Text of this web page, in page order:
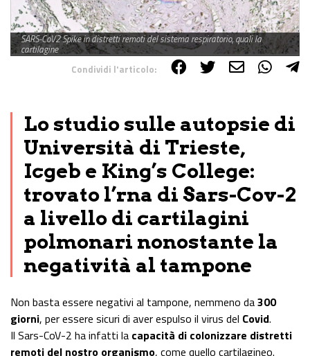
SARS-CoV2 Spike in distretti remoti del sistema respiratorio, quali la
cartilagine
Condividi l'articolo:
Lo studio sulle autopsie di
Università di Trieste,
Icgeb e King’s College:
trovato l’rna di Sars-Cov-2
a livello di cartilagini
polmonari nonostante la
negatività al tampone
Non basta essere negativi al tampone, nemmeno da300
giorni, per essere sicuri di aver espulso il virus del Covid.
Il Sars-CoV-2 ha infatti la capacità di colonizzare distretti
remoti del nostro organismo, come quello cartilagineo.